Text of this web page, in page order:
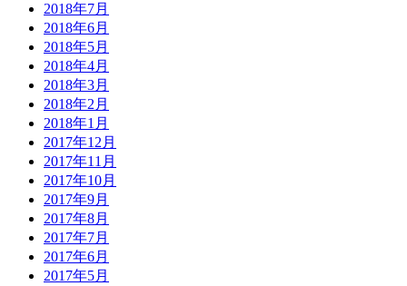
2018年7月
2018年6月
2018年5月
2018年4月
2018年3月
2018年2月
2018年1月
2017年12月
2017年11月
2017年10月
2017年9月
2017年8月
2017年7月
2017年6月
2017年5月